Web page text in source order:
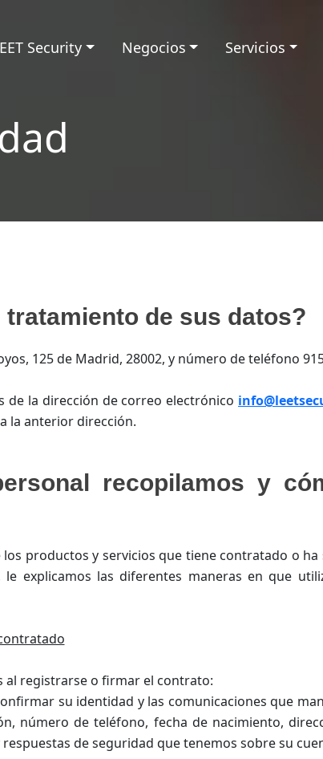
Security Negocios Servicios
de sus datos?
125 de Madrid, 28002, y número de teléfono
de la dirección de correo electrónico
la anterior dirección.
recopilamos y
productos y servicios que tiene contratado o ha
explicamos las diferentes maneras en que
al registrarse o firmar el contrato:
su identidad y las comunicaciones que
número de teléfono, fecha de nacimiento,
de seguridad que tenemos sobre su